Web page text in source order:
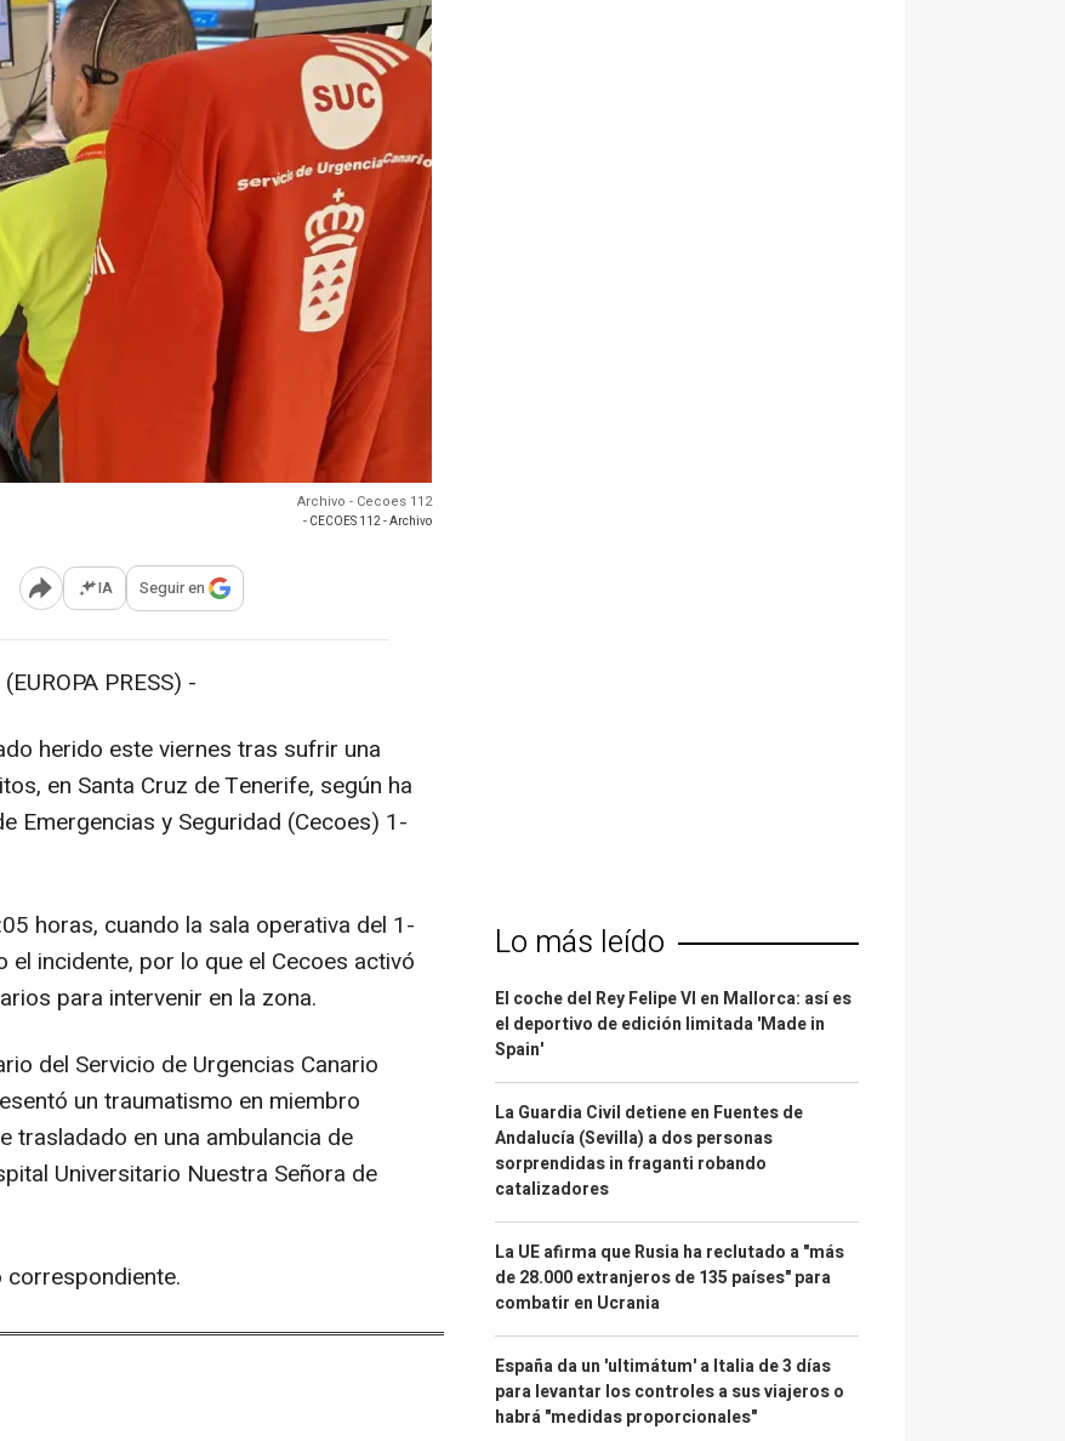
Archivo - Cecoes 112
- CECOES 112 - Archivo
Abrir opciones para compartir
IA Seguir en
PRESS) -
herido este viernes tras sufrir una
en Santa Cruz de Tenerife, según ha
Emergencias y Seguridad (Cecoes) 1-
horas, cuando la sala operativa del 1-
incidente, por lo que el Cecoes activó
para intervenir en la zona.
del Servicio de Urgencias Canario
un traumatismo en miembro
en una ambulancia de
Universitario Nuestra Señora de
Lo más leído
El coche del Rey Felipe VI en Mallorca: así es
el deportivo de edición limitada 'Made in
Spain'
La Guardia Civil detiene en Fuentes de
Andalucía (Sevilla) a dos personas
sorprendidas in fraganti robando
catalizadores
La UE afirma que Rusia ha reclutado a "más
de 28.000 extranjeros de 135 países" para
combatir en Ucrania
España da un 'ultimátum' a Italia de 3 días
para levantar los controles a sus viajeros o
habrá "medidas proporcionales"